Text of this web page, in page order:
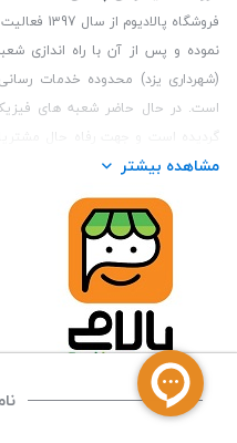
فروشگاه
نموده و پس از آن با راه اندازی
(شهرداری یزد) محدوده خدمات
است. در حال حاضر شعبه های
گردیده است و جهت رفاه حال
استان یزد و همچنین مشتریان سطح
نموده است. هدف فروشگاه
مطمئن، با کالاهای متنوع،
بتواند در مدت زمان کوتاه کالاهای
تحویل بگیرد و در صورت وجود عدم
بازگشت کالا هم داشته باشد.
انعقاد قرارداد با ارگان های
یکی از مهم‌ترین دغدغه‌های کاربران
شده در زمان مورد نظر آنها
قابلیت را دارد تا علاوه بر روش
مشاهده بیشتر